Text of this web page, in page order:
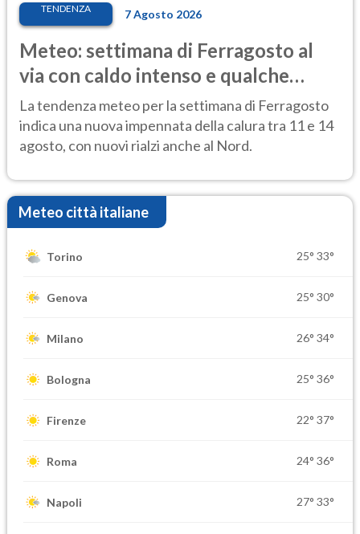
TENDENZA 7 Agosto 2026
Meteo: settimana di Ferragosto al
via con caldo intenso e qualche
temporale
La tendenza meteo per la settimana di Ferragosto
indica una nuova impennata della calura tra 11 e 14
agosto, con nuovi rialzi anche al Nord.
Meteo città italiane
Torino 25° 33°
Genova 25° 30°
Milano 26° 34°
Bologna 25° 36°
Firenze 22° 37°
Roma 24° 36°
Napoli 27° 33°